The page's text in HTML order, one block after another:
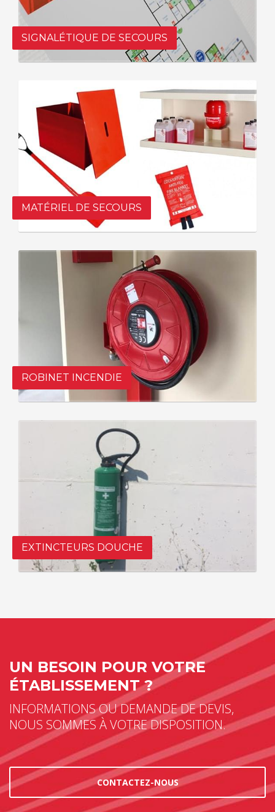
SIGNALÉTIQUE DE SECOURS
MATÉRIEL DE SECOURS
ROBINET INCENDIE
EXTINCTEURS DOUCHE
UN BESOIN POUR VOTRE
ÉTABLISSEMENT ?
INFORMATIONS OU DEMANDE DE DEVIS,
NOUS SOMMES À VOTRE DISPOSITION.
CONTACTEZ-NOUS